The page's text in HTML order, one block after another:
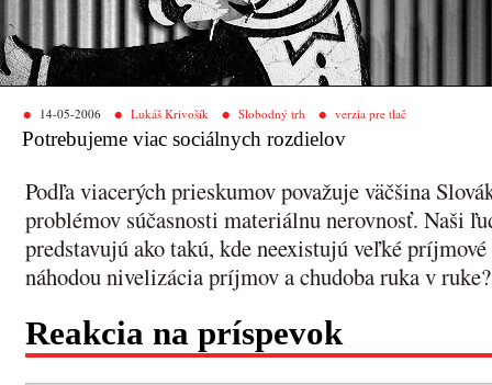
14-05-2006 Lukáš Krivošík Slobodný trh verzia pre tlač
Potrebujeme viac sociálnych rozdielov
Podľa viacerých prieskumov považuje väčšina
problémov súčasnosti materiálnu nerovnosť. Naši
predstavujú ako takú, kde neexistujú veľké
náhodou nivelizácia príjmov a chudoba ruka v ruke?
Reakcia na príspevok